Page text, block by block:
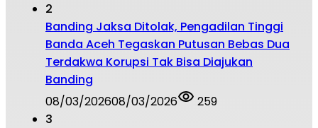
2
Banding Jaksa Ditolak, Pengadilan Tinggi
Banda Aceh Tegaskan Putusan Bebas Dua
Terdakwa Korupsi Tak Bisa Diajukan
Banding
08/03/202608/03/2026
259
3